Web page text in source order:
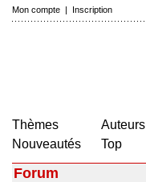
Mon compte | Inscription
Thèmes
Nouveautés
Auteurs
Top
Forum